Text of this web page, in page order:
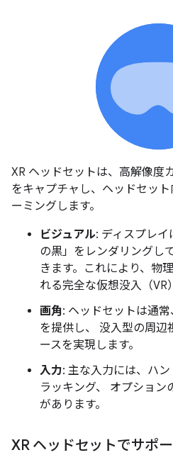
XR ヘッドセットは、高解像度
をキャプチャし、ヘッドセッ
ーミングします。
ビジュアル: ディスプレ
の黒」をレンダリングし
きます。これにより、物
れる完全な仮想没入（VR
画角: ヘッドセットは通常
を提供し、 没入型の周辺
ースを実現します。
入力: 主な入力には、ハ
ラッキング、 オプショ
があります。
XR ヘッドセットでサポ